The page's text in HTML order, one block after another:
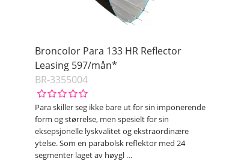
Broncolor Para 133 HR Reflector
Leasing 597/mån*
BR-3355004
Para skiller seg ikke bare ut for sin imponerende
form og størrelse, men spesielt for sin
eksepsjonelle lyskvalitet og ekstraordinære
ytelse. Som en parabolsk reflektor med 24
segmenter laget av høygl …